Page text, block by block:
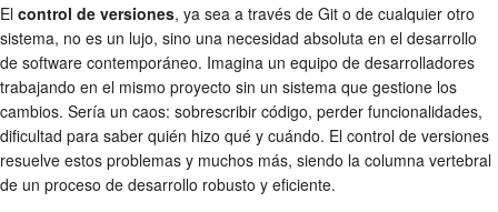
El control de versiones, ya sea a través de Git o de cualquier otro
sistema, no es un lujo, sino una necesidad absoluta en el desarrollo
de software contemporáneo. Imagina un equipo de desarrolladores
trabajando en el mismo proyecto sin un sistema que gestione los
cambios. Sería un caos: sobrescribir código, perder funcionalidades,
dificultad para saber quién hizo qué y cuándo. El control de versiones
resuelve estos problemas y muchos más, siendo la columna vertebral
de un proceso de desarrollo robusto y eficiente.